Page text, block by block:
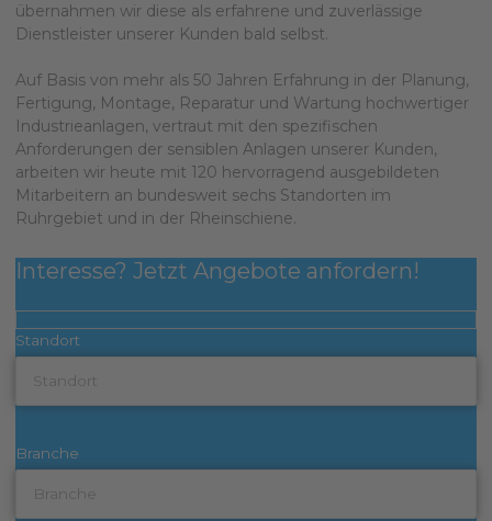
übernahmen wir diese als erfahrene und zuverlässige
Dienstleister unserer Kunden bald selbst.
Auf Basis von mehr als 50 Jahren Erfahrung in der Planung,
Fertigung, Montage, Reparatur und Wartung hochwertiger
Industrieanlagen, vertraut mit den spezifischen
Anforderungen der sensiblen Anlagen unserer Kunden,
arbeiten wir heute mit 120 hervorragend ausgebildeten
Mitarbeitern an bundesweit sechs Standorten im
Ruhrgebiet und in der Rheinschiene.
Interesse? Jetzt Angebote anfordern!
Standort
Branche